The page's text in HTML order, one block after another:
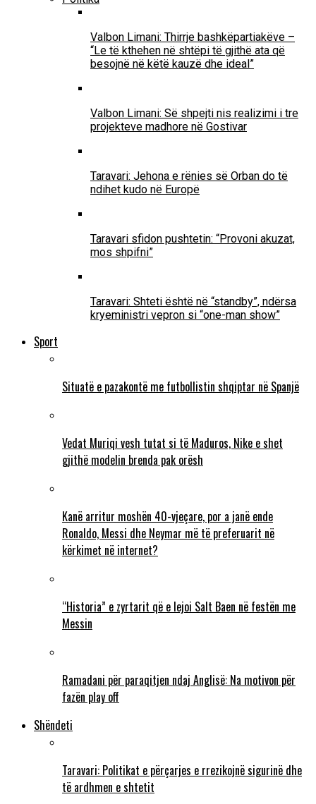
Valbon Limani: Thirrje bashkëpartiakëve –
“Le të kthehen në shtëpi të gjithë ata që
besojnë në këtë kauzë dhe ideal”
Valbon Limani: Së shpejti nis realizimi i tre
projekteve madhore në Gostivar
Taravari: Jehona e rënies së Orban do të
ndihet kudo në Europë
Taravari sfidon pushtetin: “Provoni akuzat,
mos shpifni”
Taravari: Shteti është në “standby”, ndërsa
kryeministri vepron si “one-man show”
Sport
Situatë e pazakontë me futbollistin shqiptar në Spanjë
Vedat Muriqi vesh tutat si të Maduros, Nike e shet
gjithë modelin brenda pak orësh
Kanë arritur moshën 40-vjeçare, por a janë ende
Ronaldo, Messi dhe Neymar më të preferuarit në
kërkimet në internet?
“Historia” e zyrtarit që e lejoi Salt Baen në festën me
Messin
Ramadani për paraqitjen ndaj Anglisë: Na motivon për
fazën play off
Shëndeti
Taravari: Politikat e përçarjes e rrezikojnë sigurinë dhe
të ardhmen e shtetit